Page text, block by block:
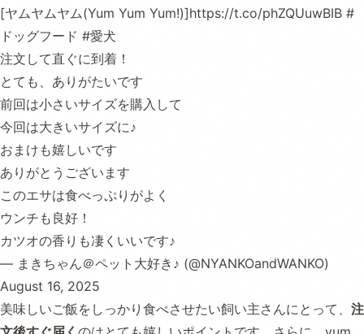
[ヤムヤムヤム(Yum Yum Yum!)]https://t.co/phZQUuwBIB #
ドッグフード #愛犬
注文して直ぐに到着！
とても、ありがたいです
前回は小さいサイズを購入して
今回は大きいサイズに♪
おまけも嬉しいです
ありがとうございます
このエサは食べっぷりがよく
ウンチも良好！
カツオの香りも凄くいいです♪
— まきちゃん＠ペット大好き♪ (@NYANKOandWANKO)
August 16, 2025
美味しいご飯をしっかり食べさせたい飼い主さんにとって、 注